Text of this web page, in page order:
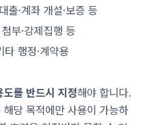
출·계좌 개설·보증 등
부·강제집행 등
행정·계약용
도를 반드시 지정해야 합니다.
당 목적에만 사용이 가능하